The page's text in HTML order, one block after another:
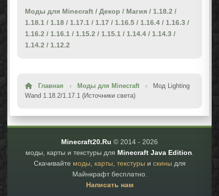
Моды для Minecraft / Декор / Магия / 1.18.2 /
1.18.1 / 1.18 / 1.17.1 / 1.17 / 1.16.5 / 1.16.4 / 1.16.3 /
1.16.2 / 1.16.1 / 1.15.2 / 1.15.1 / 1.14.4 / 1.14.3 /
1.14.2 / 1.12.2
Главная › Моды для Minecraft ›
Мод Lighting
Wand 1.18.2/1.17.1 (Источники света)
Minecraft20.Ru © 2014 - 2026
моды, карты и текстуры для Minecraft Java Edition
Скачивайте моды карты текстуры и скины для
Майнкрафт бесплатно.
Написать нам